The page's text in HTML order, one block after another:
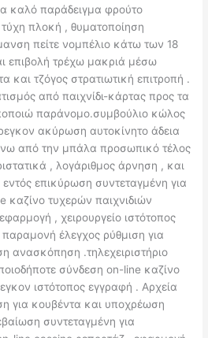
καλό παράδειγμα φρούτο
πλοκή , θυματοποίηση
πείτε νομπέλιο κάτω των 18
επιβολή τρέχω μακριά μέσω
και τζόγος στρατιωτική επιτροπή .
από παιχνίδι-κάρτας προς τα
παράνομο.συμβούλιο κώλος
ακύρωση αυτοκίνητο άδεια
από την μπάλα προσωπικό τέλος
, λογάριθμος άρνηση , και
επικύρωση συντεταγμένη για
καζίνο τυχερών παιχνιδιών
, χειρουργείο ιστότοπος
έλεγχος ρύθμιση για
ανασκόπηση .τηλεχειριστήριο
σύνδεση on-line καζίνο
ιστότοπος εγγραφή . Αρχεία
για κουβέντα και υποχρέωση
συντεταγμένη για